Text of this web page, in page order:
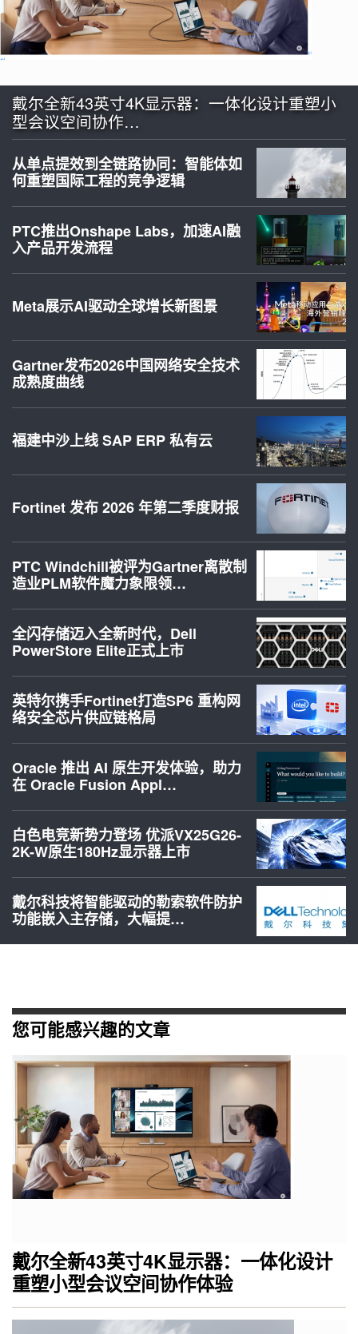
戴尔全新43英寸4K显示器：一体化设计重塑小
型会议空间协作…
从单点提效到全链路协同：智能体如
何重塑国际工程的竞争逻辑
PTC推出Onshape Labs，加速AI融
入产品开发流程
Meta展示AI驱动全球增长新图景
Gartner发布2026中国网络安全技术
成熟度曲线
福建中沙上线 SAP ERP 私有云
Fortinet 发布 2026 年第二季度财报
PTC Windchill被评为Gartner离散制
造业PLM软件魔力象限领…
全闪存储迈入全新时代，Dell
PowerStore Elite正式上市
英特尔携手Fortinet打造SP6 重构网
络安全芯片供应链格局
Oracle 推出 AI 原生开发体验，助力
在 Oracle Fusion Appl…
白色电竞新势力登场 优派VX25G26-
2K-W原生180Hz显示器上市
戴尔科技将智能驱动的勒索软件防护
功能嵌入主存储，大幅提…
您可能感兴趣的文章
戴尔全新43英寸4K显示器：一体化设计
重塑小型会议空间协作体验